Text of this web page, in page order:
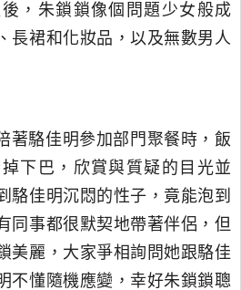
，朱鎖鎖像個問題少女般成
長裙和化妝品，以及無數男人
著駱佳明參加部門聚餐時，飯
下巴，欣賞與質疑的目光並
駱佳明沉悶的性子，竟能泡到
同事都很默契地帶著伴侶，但
美麗，大家爭相詢問她跟駱佳
不懂隨機應變，幸好朱鎖鎖聰